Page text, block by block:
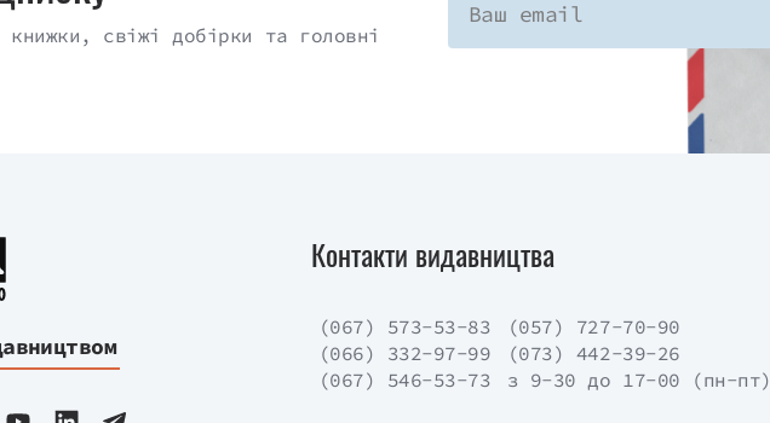
книжки, свіжі добірки та головні
Контакти видавництва
(067) 573-53-83
(057) 727-70-90
(066) 332-97-99
(073) 442-39-26
(067) 546-53-73
з 9-30 до 17-00 (пн-пт)